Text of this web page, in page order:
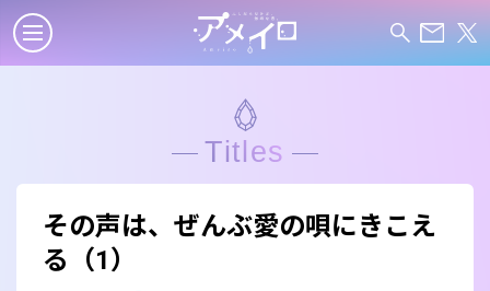
Titles
その声は、ぜんぶ愛の唄にきこえ
る（1）